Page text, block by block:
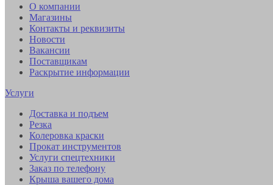
О компании
Магазины
Контакты и реквизиты
Новости
Вакансии
Поставщикам
Раскрытие информации
Услуги
Доставка и подъем
Резка
Колеровка краски
Прокат инструментов
Услуги спецтехники
Заказ по телефону
Крыша вашего дома